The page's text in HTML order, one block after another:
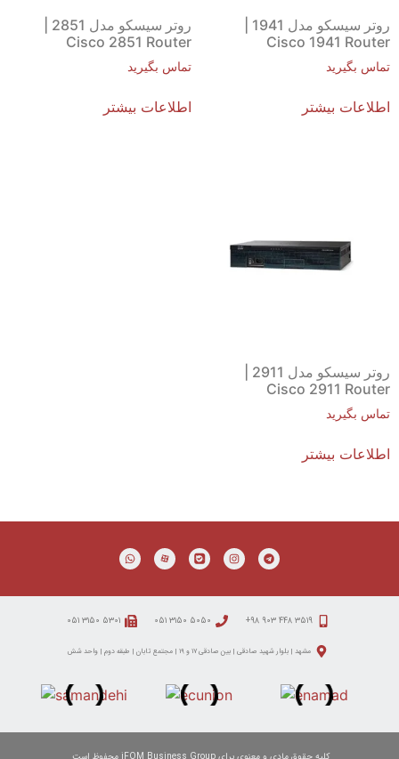
Cisco 1941 Router
تماس بگیرید
اطلاعات بیشتر
Cisco 2851 Router
تماس بگیرید
اطلاعات بیشتر
Cisco 2911 Router
تماس بگیرید
اطلاعات بیشتر
۳۵۱۹ ۴۴۸ ۹۰۳ ۹۸+ ۵۰۵۰ ۳۱۵۰ ۰۵۱ ۵۳۰۱ ۳۱۵۰ ۰۵۱
مشهد | بلوار شهید صادقی | بین صادقی ۱۷ و ۱۹ | مجتمع تابان | طبقه دوم | واحد شش